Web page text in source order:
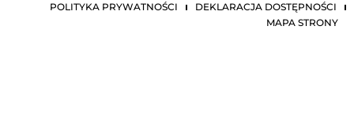
POLITYKA PRYWATNOŚCI
DEKLARACJA DOSTĘPNOŚCI
MAPA STRONY